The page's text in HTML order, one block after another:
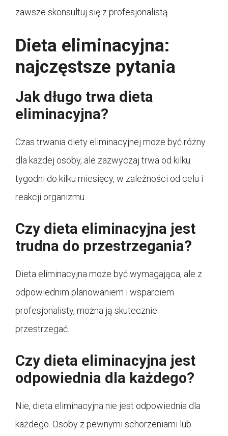
zawsze skonsultuj się z profesjonalistą.
Dieta eliminacyjna:
najczęstsze pytania
Jak długo trwa dieta
eliminacyjna?
Czas trwania diety eliminacyjnej może być różny
dla każdej osoby, ale zazwyczaj trwa od kilku
tygodni do kilku miesięcy, w zależności od celu i
reakcji organizmu.
Czy dieta eliminacyjna jest
trudna do przestrzegania?
Dieta eliminacyjna może być wymagająca, ale z
odpowiednim planowaniem i wsparciem
profesjonalisty, można ją skutecznie
przestrzegać.
Czy dieta eliminacyjna jest
odpowiednia dla każdego?
Nie, dieta eliminacyjna nie jest odpowiednia dla
każdego. Osoby z pewnymi schorzeniami lub